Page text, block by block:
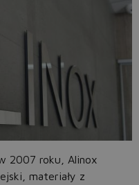
2007 roku, Alinox
materiały z